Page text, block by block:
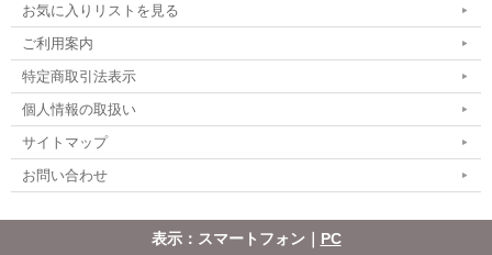
お気に入りリストを見る
ご利用案内
特定商取引法表示
個人情報の取扱い
サイトマップ
お問い合わせ
表示：スマートフォン｜ PC